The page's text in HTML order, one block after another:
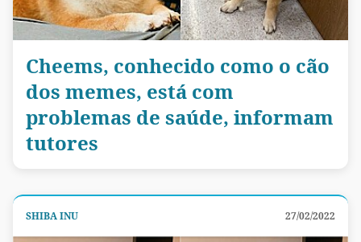
Cheems, conhecido como o cão
dos memes, está com
problemas de saúde, informam
tutores
SHIBA INU 27/02/2022